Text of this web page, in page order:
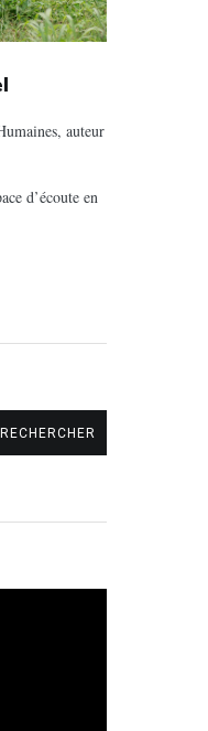
auteur
d’écoute en